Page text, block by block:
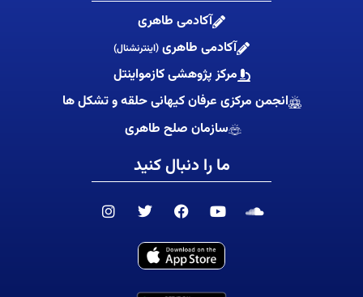
آکادمی طاهری
آکادمی طاهری (اینترنشنال)
مرکز پژوهشی کازمواینتل
انجمن مرکزی عرفان کیهانی حلقه و تشکل ها
سازمان صلح طاهری
ما را دنبال کنید
S
Y
u
t
u
F
c
e
b
T
i
t
I